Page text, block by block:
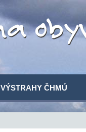
VÝSTRAHY ČHMÚ